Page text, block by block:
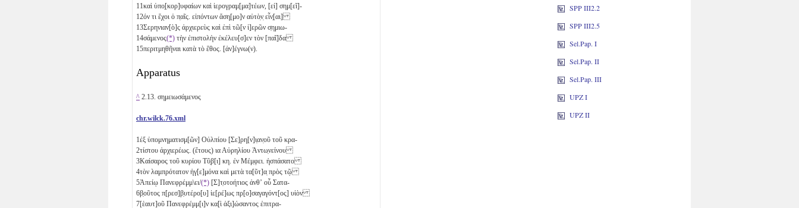
11καὶ ὑπο̣[κορ]υφαίων καὶ ἱερογραμ[μα]τέων, [εἰ] σημ[εῖ]-
12όν τι ἔχοι ὁ π̣αῖς. εἰπόντων ἄση[μο]ν αὐτὸ̣ν̣ εἶν̣[αι]
13Σερηνιαν[ὸ]ς ἀρχιερεὺς καὶ ἐπὶ τῶ[ν ἱ]ερῶν σ̣ημιω-
14σάμενος(*) τὴν ἐπιστολὴν ἐκέλευ[σ]εν τὸν [παῖ]δα
15περιτμηθῆναι κατὰ τὸ ἔθος. [ἀν]έγνω(ν).
Apparatus
^ 2.13. σημειωσάμενος
chr.wilck.76.xml
1ἐξ ὑπομνηματισμ[ῶν] Οὐλπίου [Σε]ρη[ν]ι̣αν̣οῦ τοῦ κρα-
2τίστου ἀρχιερέως. (ἔτους) ια Αὐρηλίου Ἀντω̣νείνου
3Καίσαρος τοῦ κυρίου Τῦ̣β[ι] κη . ἐν Μέμ̣φει. ἠσπάσατο
4τὸν λαμπρότατον ἡγ[ε]μόνα καὶ μετὰ τα[ῦτ]α̣ πρὸς τῷ
5Ἀπείῳ Πανεφρέμμ\ει/(*) [Σ]τ̣οτοήτιος ἀνθʼ οὗ Σατα-
6β̣οῦτος π[ρεσ]β̣υτέρο[υ] ἱε[ρέ]ως πρ[ο]σαγαγόντ[ος] υἱὸν
7[ἑαυτ]οῦ Πανεφρέμμ[ι]ν κα[ὶ ἀξι]ώσαντος ἐπιτρα-
SPP III2.2
SPP III2.5
Sel.Pap. I
Sel.Pap. II
Sel.Pap. III
UPZ I
UPZ II